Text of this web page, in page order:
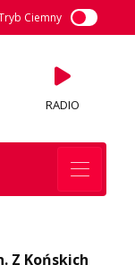
Ciemny
RADIO
Z Końskich